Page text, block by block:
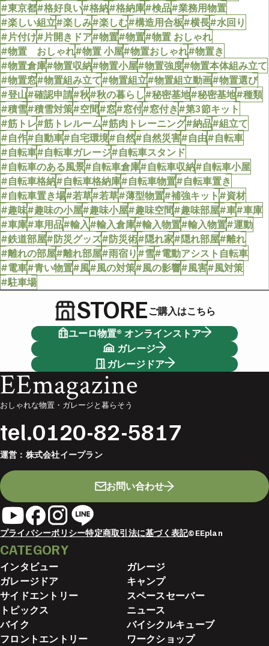
#東京都#格好良い#格納#格納庫#検品#業務用物置
#楽しい組立#楽しみ#楽しむ#構造用合板#横長#水回り
#片付け#片開きドア#物置#物置#物置 おしゃれ
#物置 おしゃれ#物置 小屋#物置おしゃれ#物置き
#物置倉庫#物置収納#物置小屋#物置強度#物置本体組み立て
#物置窓#物置組み立て#物置組立#物置組立動画#物置選び
#登山#確認申請#秋#秋の暮らし#秘密基地#秘密基地#種類
#積雪#積雪対策#空間#窓#窓付#窓付き#第3節キット
#筋トレ#筋トレルーム#筋肉トレーニング#納品#組立て
#自作#自動車#自宅環境#自然#自然災害#自由#自転車
#自転車#自転車ガレージ#自転車スタンド
#自転車のある風景#自転車倉庫#自転車収納#自転車小屋
#自転車格納#自転車格納庫#自転車物置#自転車置き
#自転車置き場#若草#若草#薄型物置#補強キット#資材
#趣味#趣味の小屋#趣味小屋#趣味空間#趣味部屋#車#車庫
#車庫#車用品#輸入#輸入倉庫#輸入物置#輸入物置#運動
#鉄道部屋#防災グッズ#防災術#隠れ家#隠れ部屋#離れ
#離れの部屋#離れ部屋#雨宿り#雪#電動アシスト自転車
#電車#青い物置#風#風の対策#風の影響#風害#風対策
#駐車場
STOREご購入はこちら
ユーロ物置® オンラインストア
ガレージ
ガレージドア
EEmagazine
おしゃれな物置・ガレージと暮らそう
tel.0120-82-5817
運営： 株式会社イープラン
お問い合わせ
プライバシーポリシー特定商取引法に基づく表記©EEplan
CATEGORY
インタビュー
ガレージ
ガレージドア
キャンプ
サイドエントリー
スペースセーバー
トピックス
ニュース
バイク
バイシクルキューブ
フロントエントリー
ワークショップ